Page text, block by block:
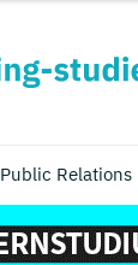
Public